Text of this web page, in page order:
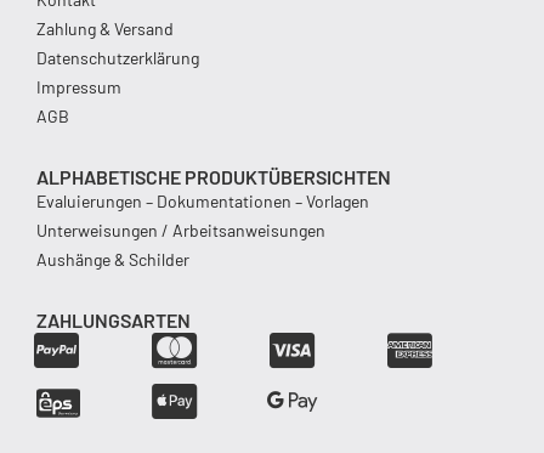
Zahlung & Versand
Datenschutzerklärung
Impressum
AGB
ALPHABETISCHE PRODUKTÜBERSICHTEN
Evaluierungen – Dokumentationen – Vorlagen
Unterweisungen / Arbeitsanweisungen
Aushänge & Schilder
ZAHLUNGSARTEN